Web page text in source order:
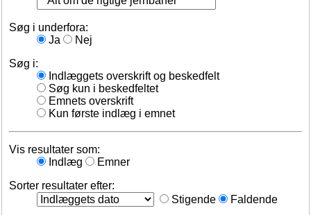
Søg i underfora:
Ja
Nej
Søg i:
Indlæggets overskrift og beskedfelt
Søg kun i beskedfeltet
Emnets overskrift
Kun første indlæg i emnet
Vis resultater som:
Indlæg
Emner
Sorter resultater efter:
Stigende
Faldende